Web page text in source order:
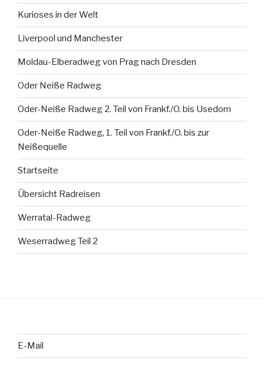
Kurioses in der Welt
Liverpool und Manchester
Moldau-Elberadweg von Prag nach Dresden
Oder Neiße Radweg
Oder-Neiße Radweg 2. Teil von Frankf./O. bis Usedom
Oder-Neiße Radweg, 1. Teil von Frankf./O. bis zur
Neißequelle
Startseite
Übersicht Radreisen
Werratal-Radweg
Weserradweg Teil 2
E-Mail